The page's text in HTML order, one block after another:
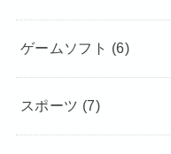
ゲームソフト (6)
スポーツ (7)